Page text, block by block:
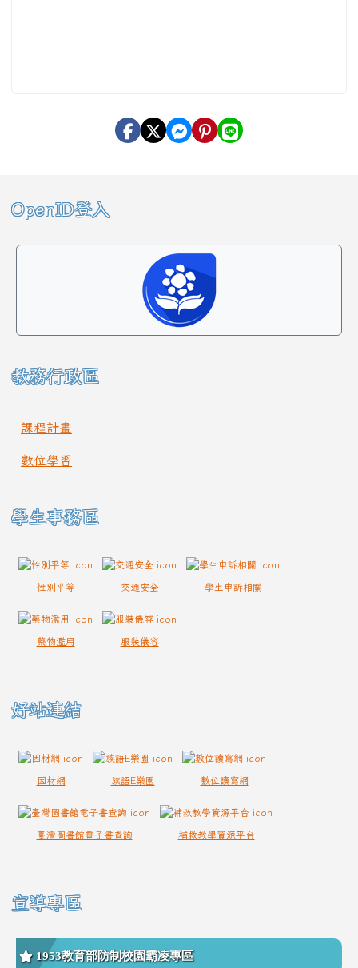
左邊區域內容
OpenID登入
教務行政區
課程計畫
數位學習
學生事務區
性別平等 交通安全 學生申訴相關
藥物濫用 服裝儀容
好站連結
因材網 族語E樂園 數位讀寫網
臺灣圖書館電子書查詢 補救教學資源平台
宣導專區
1953教育部防制校園霸凌專區